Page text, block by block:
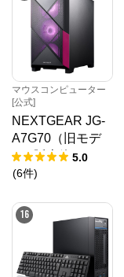
マウスコンピューター
[公式]
NEXTGEAR JG-
A7G70（旧モデ
ル / 販売終了）
5.0
(6件)
16